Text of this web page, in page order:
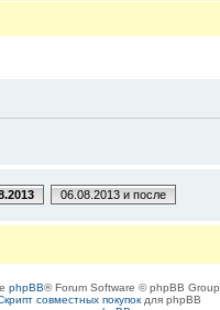
06.08.2013 и после
phpBB® Forum Software © phpBB Group
совместных покупок для phpBB